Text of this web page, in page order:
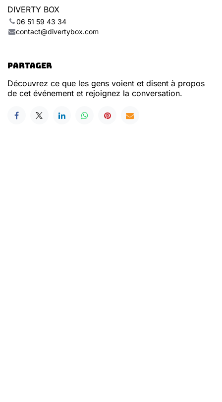
DIVERTY BOX
06 51 59 43 34
contact@divertybox.com
Partager
Découvrez ce que les gens voient et disent à propos
de cet événement et rejoignez la conversation.